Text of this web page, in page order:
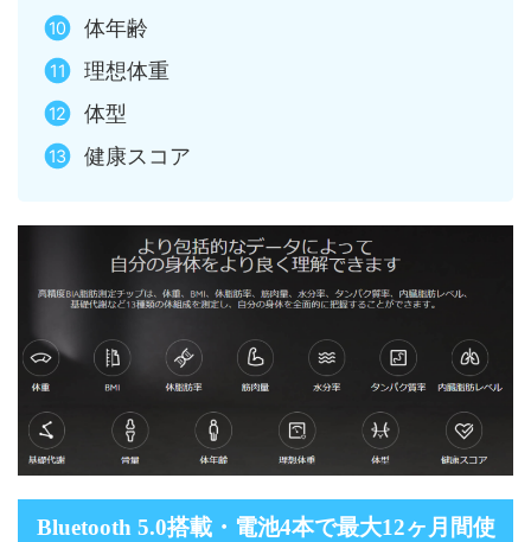
体年齢
理想体重
体型
健康スコア
Bluetooth 5.0搭載・電池4本で最大12ヶ月間使